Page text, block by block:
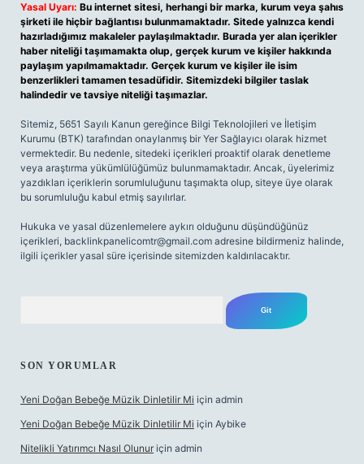
Yasal Uyarı: Bu internet sitesi, herhangi bir marka, kurum veya şahıs
şirketi ile hiçbir bağlantısı bulunmamaktadır. Sitede yalnızca kendi
hazırladığımız makaleler paylaşılmaktadır. Burada yer alan içerikler
haber niteliği taşımamakta olup, gerçek kurum ve kişiler hakkında
paylaşım yapılmamaktadır. Gerçek kurum ve kişiler ile isim
benzerlikleri tamamen tesadüfidir. Sitemizdeki bilgiler taslak
halindedir ve tavsiye niteliği taşımazlar.
Sitemiz, 5651 Sayılı Kanun gereğince Bilgi Teknolojileri ve İletişim
Kurumu (BTK) tarafından onaylanmış bir Yer Sağlayıcı olarak hizmet
vermektedir. Bu nedenle, sitedeki içerikleri proaktif olarak denetleme
veya araştırma yükümlülüğümüz bulunmamaktadır. Ancak, üyelerimiz
yazdıkları içeriklerin sorumluluğunu taşımakta olup, siteye üye olarak
bu sorumluluğu kabul etmiş sayılırlar.
Hukuka ve yasal düzenlemelere aykırı olduğunu düşündüğünüz
içerikleri, backlinkpanelicomtr@gmail.com adresine bildirmeniz halinde,
ilgili içerikler yasal süre içerisinde sitemizden kaldırılacaktır.
SON YORUMLAR
Yeni Doğan Bebeğe Müzik Dinletilir Mi için admin
Yeni Doğan Bebeğe Müzik Dinletilir Mi için Aybike
Nitelikli Yatırımcı Nasıl Olunur için admin